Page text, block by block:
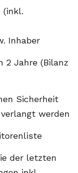
(inkl.
Inhaber
2 Jahre (Bilanz
Sicherheit
werden
der letzten